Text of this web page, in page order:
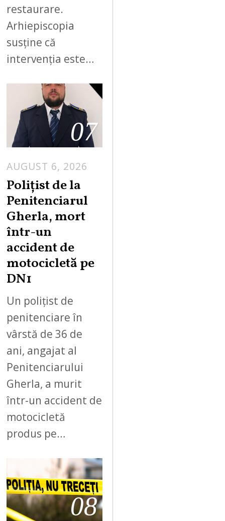
restaurare.
Arhiepiscopia
susține că
intervenția este…
07
AUGUST 6, 2026
Polițist de la
Penitenciarul
Gherla, mort
într-un
accident de
motocicletă pe
DN1
Un polițist de
penitenciare în
vârstă de 36 de
ani, angajat al
Penitenciarului
Gherla, a murit
într-un accident de
motocicletă
produs pe…
08